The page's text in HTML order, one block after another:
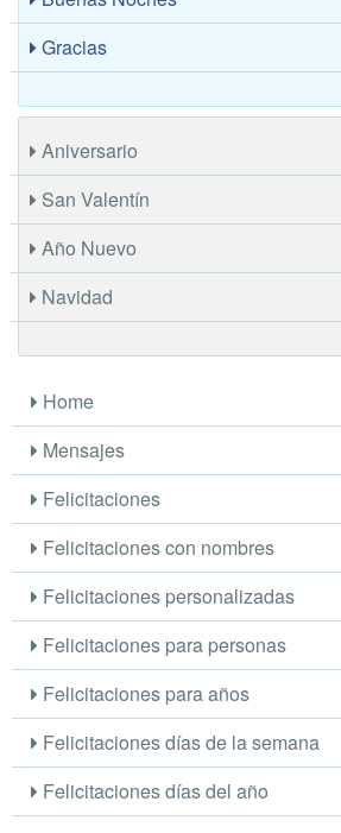
Gracias
Aniversario
San Valentín
Año Nuevo
Navidad
Home
Mensajes
Felicitaciones
Felicitaciones con nombres
Felicitaciones personalizadas
Felicitaciones para personas
Felicitaciones para años
Felicitaciones días de la semana
Felicitaciones días del año